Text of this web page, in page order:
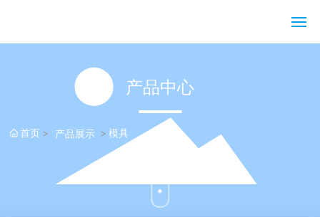
产品展示
产品中心
首页 产品展示 模具